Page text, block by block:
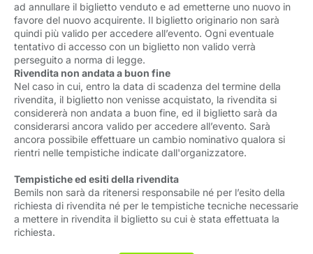
ad annullare il biglietto venduto e ad emetterne uno nuovo in
favore del nuovo acquirente. Il biglietto originario non sarà
quindi più valido per accedere all’evento. Ogni eventuale
tentativo di accesso con un biglietto non valido verrà
perseguito a norma di legge.
Rivendita non andata a buon fine
Nel caso in cui, entro la data di scadenza del termine della
rivendita, il biglietto non venisse acquistato, la rivendita si
considererà non andata a buon fine, ed il biglietto sarà da
considerarsi ancora valido per accedere all’evento. Sarà
ancora possibile effettuare un cambio nominativo qualora si
rientri nelle tempistiche indicate dall'organizzatore.
Tempistiche ed esiti della rivendita
Bemils non sarà da ritenersi responsabile né per l’esito della
richiesta di rivendita né per le tempistiche tecniche necessarie
a mettere in rivendita il biglietto su cui è stata effettuata la
richiesta.